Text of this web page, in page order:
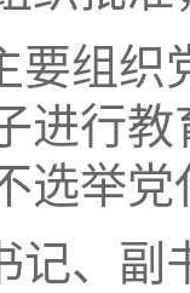
要组织
进行
选举
记、副